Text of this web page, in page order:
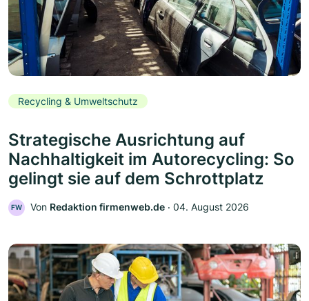
Recycling & Umweltschutz
Strategische Ausrichtung auf
Nachhaltigkeit im Autorecycling: So
gelingt sie auf dem Schrottplatz
FW Von Redaktion firmenweb.de ‧ 04. August 2026